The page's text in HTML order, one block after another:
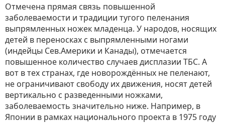
Отмечена прямая связь повышенной
заболеваемости и традиции тугого пеленания
выпрямленных ножек младенца. У народов, носящих
детей в переносках с выпрямленными ногами
(индейцы Сев.Америки и Канады), отмечается
повышенное количество случаев дисплазии ТБС. А
вот в тех странах, где новорождённых не пеленают,
не ограничивают свободу их движения, носят детей
вертикально с разведенными ножками,
заболеваемость значительно ниже. Например, в
Японии в рамках национального проекта в 1975 году